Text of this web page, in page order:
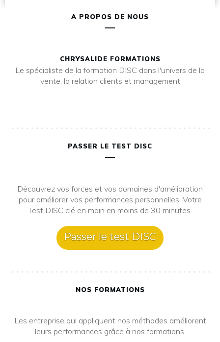
A PROPOS DE NOUS
CHRYSALIDE FORMATIONS
Le spécialiste de la formation DISC dans l'univers de la
vente, la relation clients et management
PASSER LE TEST DISC
Découvrez vos forces et vos domaines d'amélioration
pour améliorer vos performances personnelles. Votre
Test DISC clé en main en moins de 30 minutes.
Passer le test DISC
NOS FORMATIONS
Les entreprise qui appliquent nos méthodes améliorent
leurs performances grâce à nos formations.